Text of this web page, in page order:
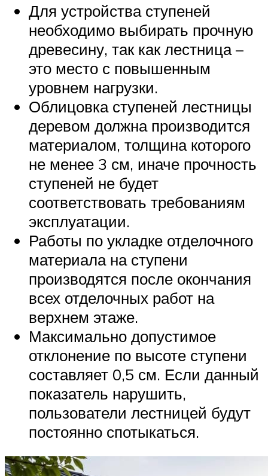
Для устройства ступеней
необходимо выбирать прочную
древесину, так как лестница –
это место с повышенным
уровнем нагрузки.
Облицовка ступеней лестницы
деревом должна производится
материалом, толщина которого
не менее 3 см, иначе прочность
ступеней не будет
соответствовать требованиям
эксплуатации.
Работы по укладке отделочного
материала на ступени
производятся после окончания
всех отделочных работ на
верхнем этаже.
Максимально допустимое
отклонение по высоте ступени
составляет 0,5 см. Если данный
показатель нарушить,
пользователи лестницей будут
постоянно спотыкаться.